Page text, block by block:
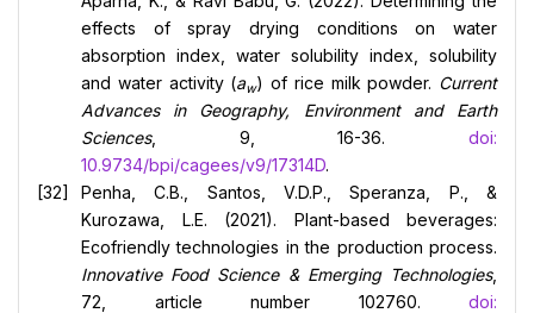
effects of spray drying conditions on water
absorption index, water solubility index, solubility
and water activity (aw) of rice milk powder. Current
Advances in Geography, Environment and Earth
Sciences, 9, 16-36. doi:
10.9734/bpi/cagees/v9/17314D.
Penha, C.B., Santos, V.D.P., Speranza, P., &
Kurozawa, L.E. (2021). Plant-based beverages:
Ecofriendly technologies in the production process.
Innovative Food Science & Emerging Technologies,
72, article number 102760. doi: